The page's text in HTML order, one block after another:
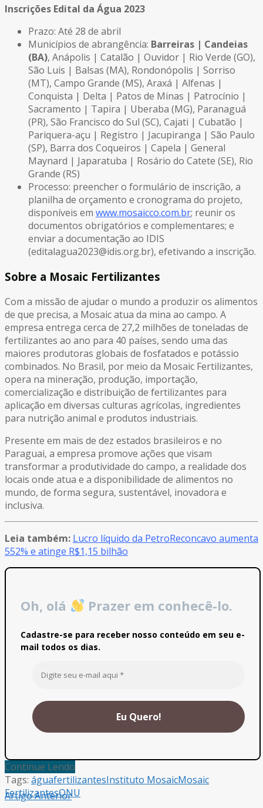
Inscrições Edital da Água 2023
Prazo: Até 28 de abril
Municípios de abrangência: Barreiras | Candeias
(BA), Anápolis | Catalão | Ouvidor | Rio Verde (GO),
São Luis | Balsas (MA), Rondonópolis | Sorriso
(MT), Campo Grande (MS), Araxá | Alfenas |
Conquista | Delta | Patos de Minas | Patrocínio |
Sacramento | Tapira | Uberaba (MG), Paranaguá
(PR), São Francisco do Sul (SC), Cajati | Cubatão |
Pariquera-açu | Registro | Jacupiranga | São Paulo
(SP), Barra dos Coqueiros | Capela | General
Maynard | Japaratuba | Rosário do Catete (SE), Rio
Grande (RS)
Processo: preencher o formulário de inscrição, a
planilha de orçamento e cronograma do projeto,
disponíveis em www.mosaicco.com.br; reunir os
documentos obrigatórios e complementares; e
enviar a documentação ao IDIS
(editalagua2023@idis.org.br), efetivando a inscrição.
Sobre a Mosaic Fertilizantes
Com a missão de ajudar o mundo a produzir os alimentos
de que precisa, a Mosaic atua da mina ao campo. A
empresa entrega cerca de 27,2 milhões de toneladas de
fertilizantes ao ano para 40 países, sendo uma das
maiores produtoras globais de fosfatados e potássio
combinados. No Brasil, por meio da Mosaic Fertilizantes,
opera na mineração, produção, importação,
comercialização e distribuição de fertilizantes para
aplicação em diversas culturas agrícolas, ingredientes
para nutrição animal e produtos industriais.
Presente em mais de dez estados brasileiros e no
Paraguai, a empresa promove ações que visam
transformar a produtividade do campo, a realidade dos
locais onde atua e a disponibilidade de alimentos no
mundo, de forma segura, sustentável, inovadora e
inclusiva.
Leia também: Lucro líquido da PetroReconcavo aumenta
552% e atinge R$1,15 bilhão
Oh, olá Prazer em conhecê-lo.
Cadastre-se para receber nosso conteúdo em seu e-
mail todos os dias.
Continue Lendo
Tags: águafertilizantesInstituto MosaicMosaic
FertilizantesONU
Artigo Anterior